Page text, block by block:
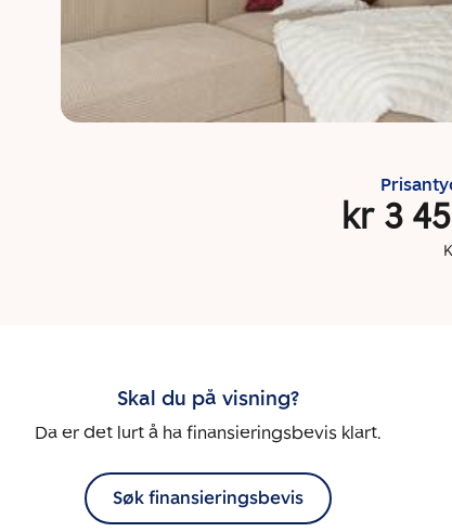
kr 3
Skal du på visning?
Da er det lurt å ha finansieringsbevis klart.
Søk finansieringsbevis